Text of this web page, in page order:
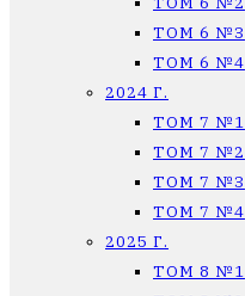
ТОМ 6 №3
ТОМ 6 №4
2024 Г.
ТОМ 7 №1
ТОМ 7 №2
ТОМ 7 №3
ТОМ 7 №4
2025 Г.
ТОМ 8 №1